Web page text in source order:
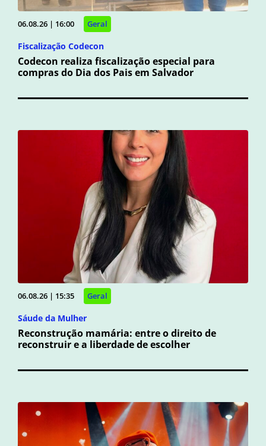
06.08.26 | 16:00 Geral
Fiscalização Codecon
Codecon realiza fiscalização especial para
compras do Dia dos Pais em Salvador
06.08.26 | 15:35 Geral
Sáude da Mulher
Reconstrução mamária: entre o direito de
reconstruir e a liberdade de escolher